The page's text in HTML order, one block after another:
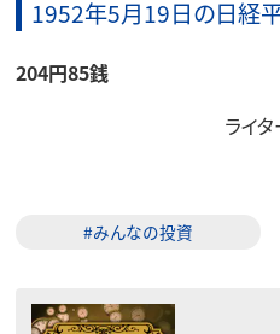
1952年5月19日の日経
204円85銭
ライ
#みんなの投資